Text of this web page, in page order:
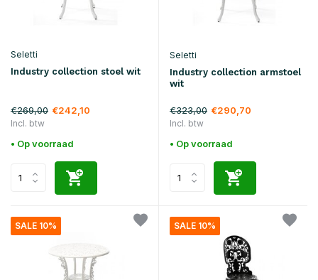
Seletti
Industry collection stoel wit
€269,00 €242,10
Incl. btw
• Op voorraad
Seletti
Industry collection armstoel
wit
€323,00 €290,70
Incl. btw
• Op voorraad
SALE 10% SALE 10%